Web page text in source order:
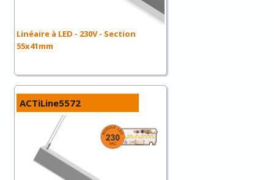
Linéaire à LED - 230V - Section
55x41mm
ACTiLine5572